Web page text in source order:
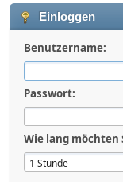
Einloggen
Benutzername:
Passwort:
Wie lang möchten